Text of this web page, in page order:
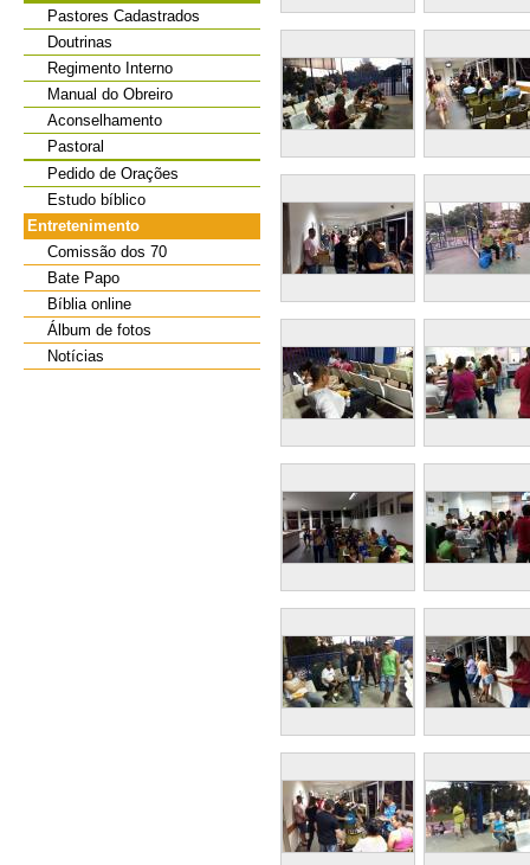
Pastores Cadastrados
Doutrinas
Regimento Interno
Manual do Obreiro
Aconselhamento
Pastoral
Pedido de Orações
Estudo bíblico
Entretenimento
Comissão dos 70
Bate Papo
Bíblia online
Álbum de fotos
Notícias